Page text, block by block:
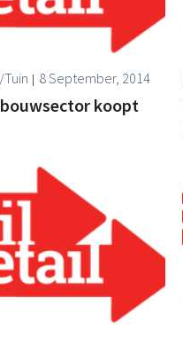
8 September, 2014
koopt